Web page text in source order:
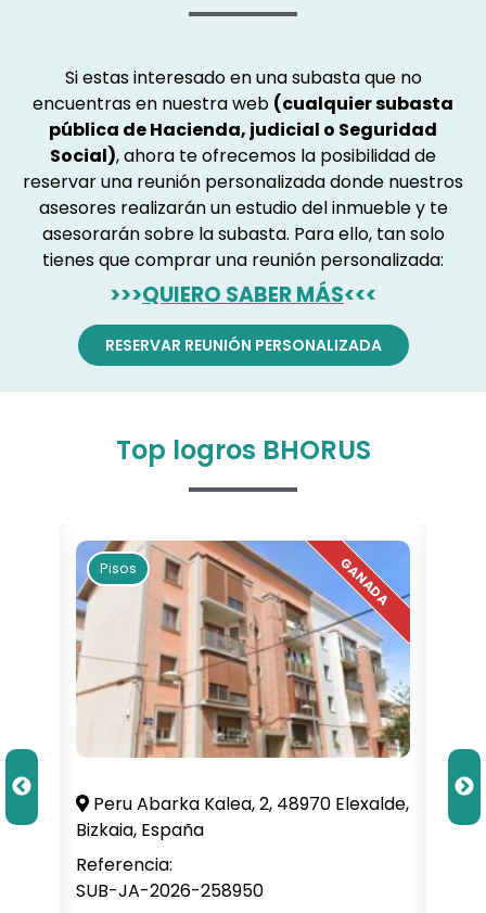
Si estas interesado en una subasta que no
encuentras en nuestra web (cualquier subasta
pública de Hacienda, judicial o Seguridad
Social), ahora te ofrecemos la posibilidad de
reservar una reunión personalizada donde nuestros
asesores realizarán un estudio del inmueble y te
asesorarán sobre la subasta. Para ello, tan solo
tienes que comprar una reunión personalizada:
>>>QUIERO SABER MÁS<<<
RESERVAR REUNIÓN PERSONALIZADA
Top logros BHORUS
Pisos
Peru Abarka Kalea, 2, 48970 Elexalde,
Bizkaia, España
Referencia:
SUB-JA-2026-258950
C.